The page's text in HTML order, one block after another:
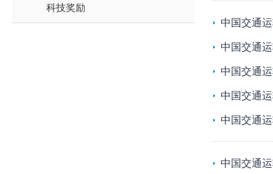
科技奖励
中国交通
中国交通
中国交通
中国交通
中国交通
中国交通